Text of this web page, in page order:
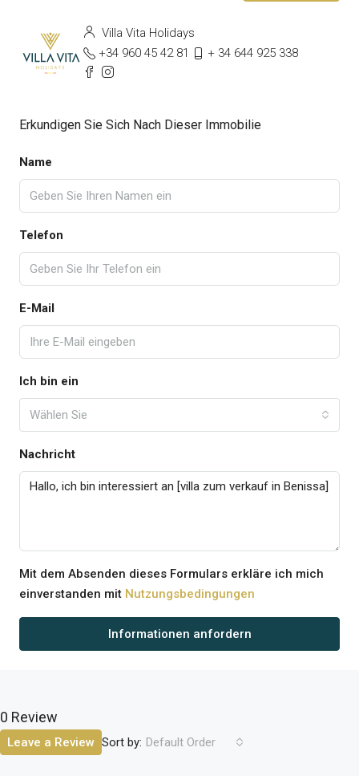
Villa Vita Holidays
+34 960 45 42 81
+ 34 644 925 338
Erkundigen Sie Sich Nach Dieser Immobilie
Name
Telefon
E-Mail
Ich bin ein
Wählen Sie
Nachricht
Mit dem Absenden dieses Formulars erkläre ich mich
einverstanden mit Nutzungsbedingungen
Informationen anfordern
0 Review
Sort by: Default Order
Leave a Review